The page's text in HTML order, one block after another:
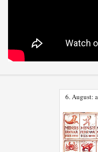
6. August: